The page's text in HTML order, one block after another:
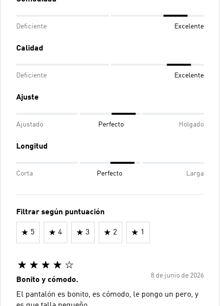
Deficiente Excelente
Calidad
Deficiente Excelente
Ajuste
Ajustado Perfecto Holgado
Longitud
Corta Perfecto Larga
Filtrar según puntuación
5 4 3 2 1
8 de junio de 2026
Bonito y cómodo.
El pantalón es bonito, es cómodo, le pongo un pero, y